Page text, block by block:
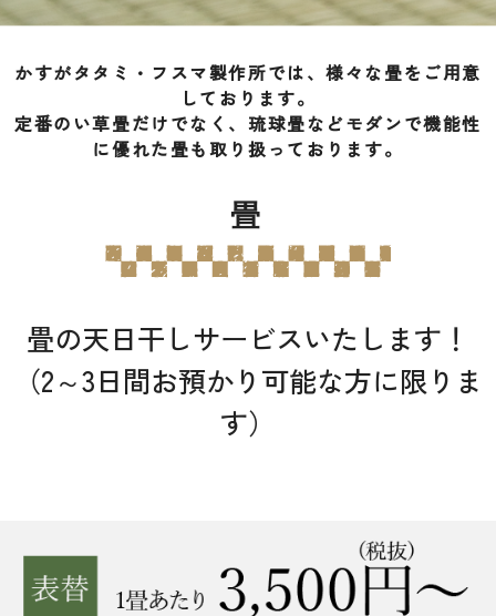
かすがタタミ・フスマ製作所では、様々な畳をご用意
しております。
定番のい草畳だけでなく、琉球畳などモダンで機能性
に優れた畳も取り扱っております。
畳
畳の天日干しサービスいたします！
（2～3日間お預かり可能な方に限りま
す）